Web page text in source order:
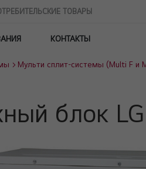
ТОВАРЫ
КОНТАКТЫ
Мульти сплит-системы (Multi F и
блок